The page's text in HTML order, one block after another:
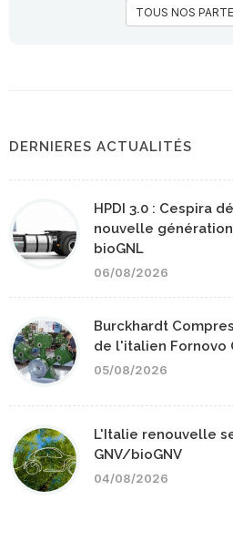
TOUS NOS
DERNIERES ACTUALITÉS
HPDI 3.0 : Cespira
nouvelle
bioGNL
06/08/2026
Burckhardt
de l'italien Fornovo
05/08/2026
L'Italie renouvelle
GNV/bioGNV
04/08/2026